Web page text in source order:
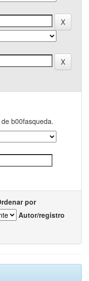
b00fasqueda.
por
Autor/registro